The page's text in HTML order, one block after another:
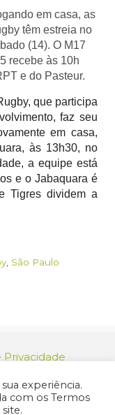
em casa, as
têm estreia no
(14). O M17
recebe às 10h
e do Pasteur.
que participa
faz seu
em casa,
às 13h30, no
a equipe está
e o Jabaquara é
Tigres dividem a
São Paulo
Privacidade
9000
73 - Centro -
experiência.
com os Termos